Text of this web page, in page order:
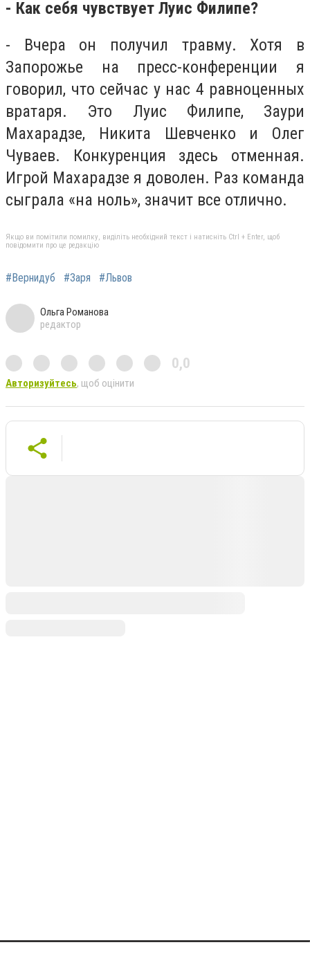
- Как себя чувствует Луис Филипе?
- Вчера он получил травму. Хотя в
Запорожье на пресс-конференции я
говорил, что сейчас у нас 4 равноценных
вратаря. Это Луис Филипе, Заури
Махарадзе, Никита Шевченко и Олег
Чуваев. Конкуренция здесь отменная.
Игрой Махарадзе я доволен. Раз команда
сыграла «на ноль», значит все отлично.
Якщо ви помітили помилку, виділіть необхідний текст і натисніть Ctrl + Enter, щоб
повідомити про це редакцію
#Вернидуб #Заря #Львов
Ольга Романова
редактор
0,0
Авторизуйтесь, щоб оцінити